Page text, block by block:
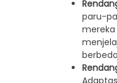
paru-